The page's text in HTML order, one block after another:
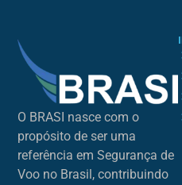
O BRASI nasce com o
propósito de ser uma
referência em Segurança de
Voo no Brasil, contribuindo